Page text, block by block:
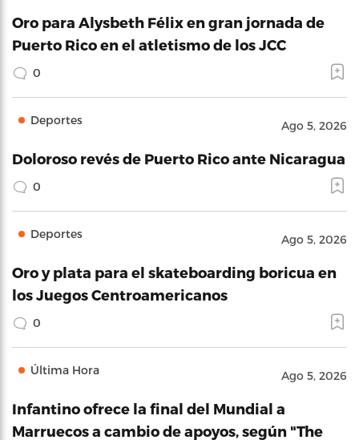
Oro para Alysbeth Félix en gran jornada de
Puerto Rico en el atletismo de los JCC
0
Deportes Ago 5, 2026
Doloroso revés de Puerto Rico ante Nicaragua
0
Deportes Ago 5, 2026
Oro y plata para el skateboarding boricua en
los Juegos Centroamericanos
0
Última Hora Ago 5, 2026
Infantino ofrece la final del Mundial a
Marruecos a cambio de apoyos, según "The